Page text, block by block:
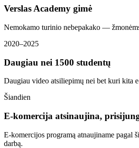
Verslas Academy gimė
Nemokamo turinio nebepakako —
2020–2025
Daugiau nei 1500 studentų
Daugiau video atsiliepimų nei bet kuri kita
Šiandien
E-komercija atsinaujina,
E-komercijos programą atnaujiname
darbą.